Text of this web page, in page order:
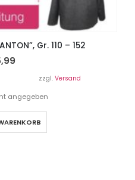
Gr. 110 – 152
zzgl. Versand
angegeben